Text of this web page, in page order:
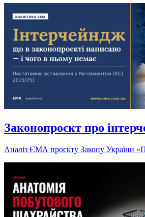
Законопроєкт про
Аналіз ЄМА проєкту Закону України